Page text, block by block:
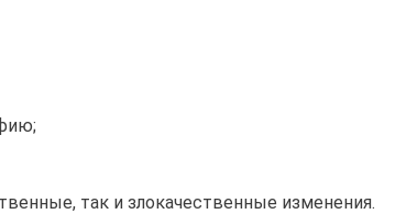
так и злокачественные изменения.